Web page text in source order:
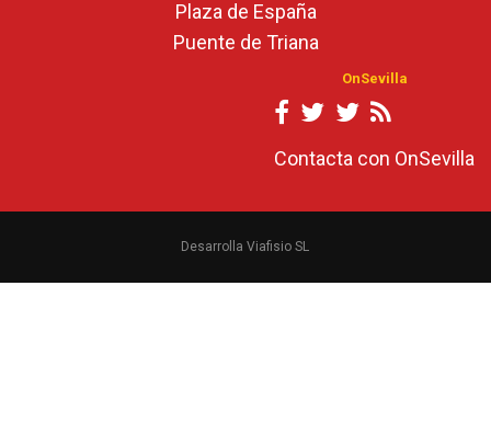
Plaza de España
Puente de Triana
OnSevilla
Contacta con OnSevilla
Desarrolla Viafisio SL